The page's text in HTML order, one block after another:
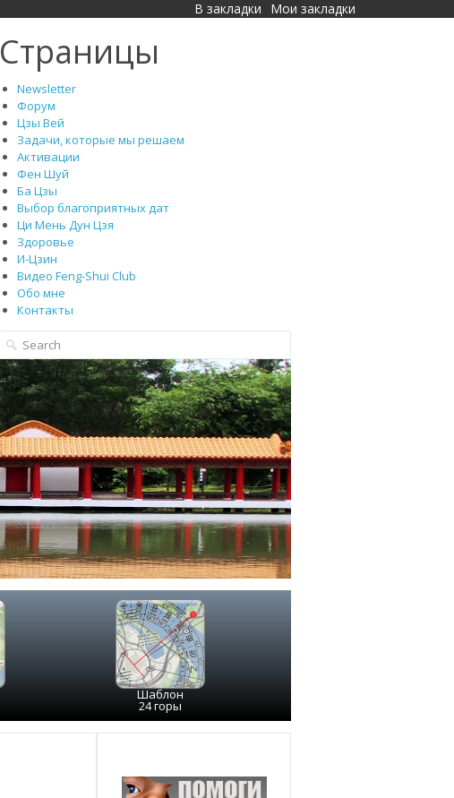
Страницы
Newsletter
Форум
Цзы Вей
Задачи, которые мы решаем
Активации
Фен Шуй
Ба Цзы
Выбор благоприятных дат
Ци Мень Дун Цзя
Здоровье
И-Цзин
Видео Feng-Shui Club
Обо мне
Контакты
Шаблон
24 горы
В закладки Мои закладки